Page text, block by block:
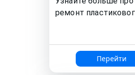
ремонт
Перейти